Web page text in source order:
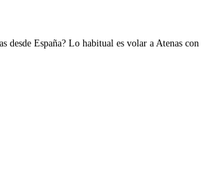
desde España? Lo habitual es volar a Atenas con